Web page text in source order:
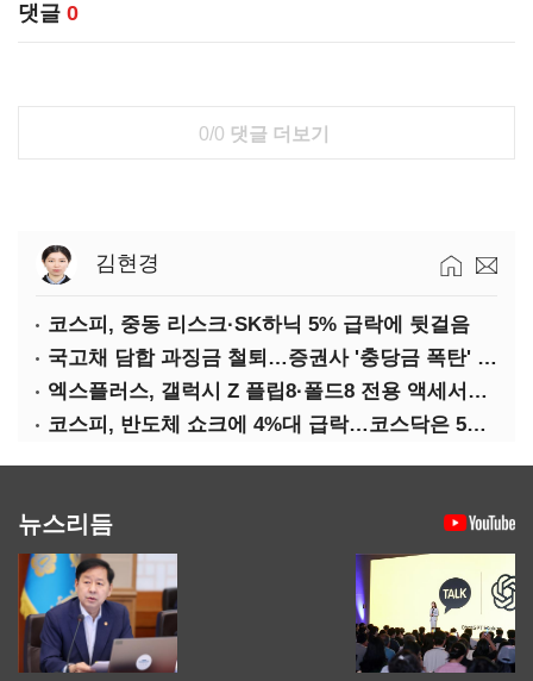
댓글 0
0/0 댓글 더보기
김현경
코스피, 중동 리스크·SK하닉 5% 급락에 뒷걸음
국고채 담합 과징금 철퇴…증권사 '충당금 폭탄' 우려
엑스플러스, 갤럭시 Z 플립8·폴드8 전용 액세서리 출시
코스피, 반도체 쇼크에 4%대 급락…코스닥은 5거래일째 상승
뉴스리듬